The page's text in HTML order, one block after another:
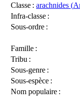
Classe : arachnides (
Infra-classe :
Sous-ordre :
Famille :
Tribu :
Sous-genre :
Sous-espèce :
Nom populaire :